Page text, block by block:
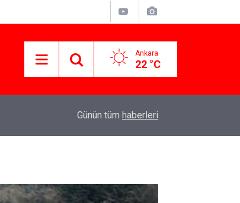
Ankara
22 °C
operasyon geliyor!
Günün tüm haberleri